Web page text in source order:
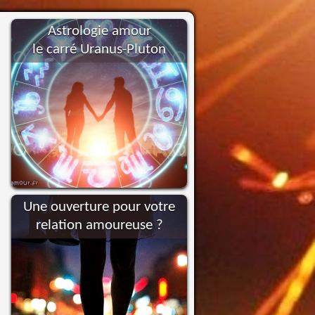
Astrologie amour
le carré Uranus-Pluton
Une ouverture pour votre
relation amoureuse ?